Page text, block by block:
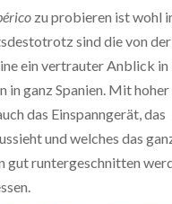
zu probieren ist wohl
sind die von der
ein vertrauter Anblick in
in ganz Spanien. Mit hoher
das Einspanngerät, das
und welches das
gut runtergeschnitten